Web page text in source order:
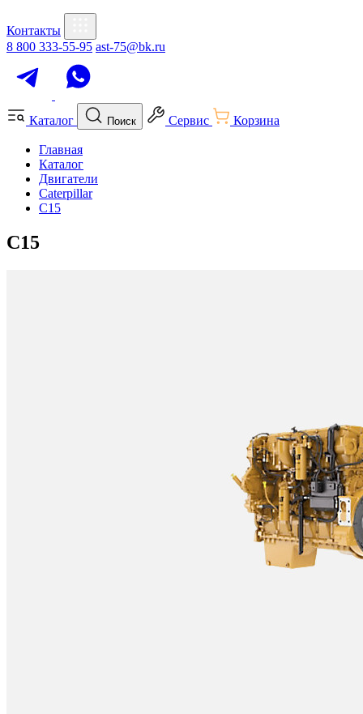
Контакты
8 800 333-55-95 ast-75@bk.ru
Каталог Поиск Сервис Корзина
Главная
Каталог
Двигатели
Caterpillar
C15
C15